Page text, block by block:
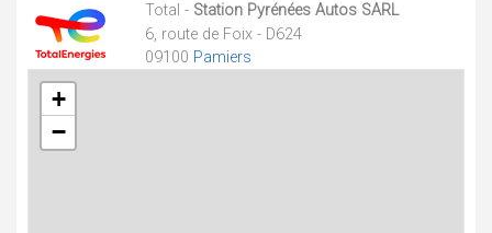
Total - Station Pyrénées Autos SARL
6, route de Foix - D624
09100 Pamiers
+
−